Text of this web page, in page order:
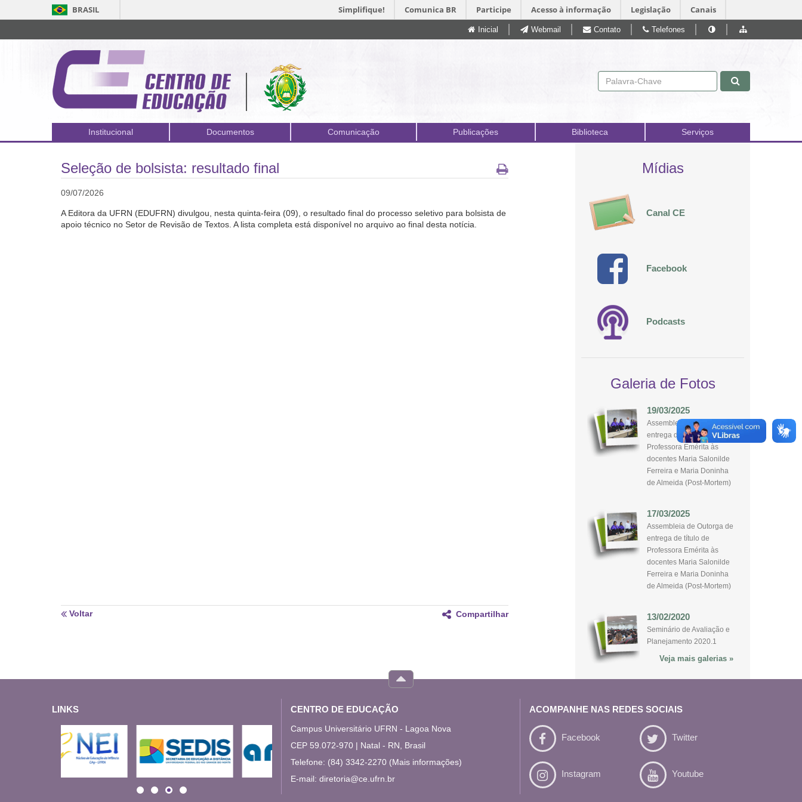
BRASIL Simplifique! Comunica BR Participe Acesso à informação Legislação Canais
Pular para o conteúdo
Inicial Webmail Contato Telefones
Institucional Documentos Comunicação Publicações Biblioteca Serviços
Seleção de bolsista: resultado final
09/07/2026
A Editora da UFRN (EDUFRN) divulgou, nesta quinta-feira (09), o resultado final do processo seletivo para bolsista de
apoio técnico no Setor de Revisão de Textos. A lista completa está disponível no arquivo ao final desta notícia.
Voltar Compartilhar
Mídias
Canal CE
Facebook
Podcasts
Galeria de Fotos
19/03/2025
Assembleia de Outorga de
entrega de título de
Professora Emérita às
docentes Maria Salonilde
Ferreira e Maria Doninha
de Almeida (Post-Mortem)
17/03/2025
Assembleia de Outorga de
entrega de título de
Professora Emérita às
docentes Maria Salonilde
Ferreira e Maria Doninha
de Almeida (Post-Mortem)
13/02/2020
Seminário de Avaliação e
Planejamento 2020.1
Veja mais galerias »
LINKS
CENTRO DE EDUCAÇÃO
Campus Universitário UFRN - Lagoa Nova
CEP 59.072-970 | Natal - RN, Brasil
Telefone: (84) 3342-2270 (Mais informações)
E-mail: diretoria@ce.ufrn.br
ACOMPANHE NAS REDES SOCIAIS
Facebook Twitter
Instagram Youtube